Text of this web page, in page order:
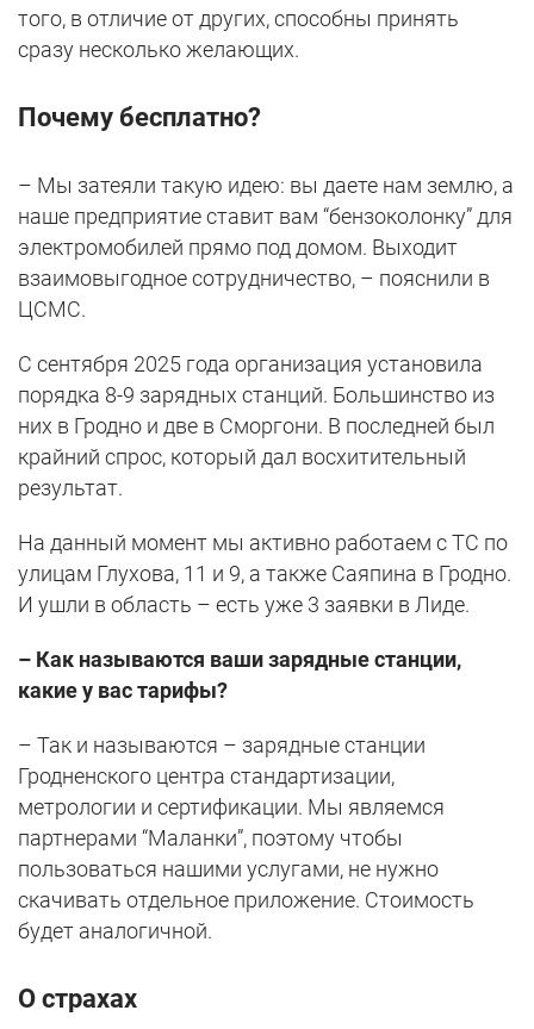
того, в отличие от других, способны принять
сразу несколько желающих.
Почему бесплатно?
– Мы затеяли такую идею: вы даете нам землю, а
наше предприятие ставит вам “бензоколонку” для
электромобилей прямо под домом. Выходит
взаимовыгодное сотрудничество, – пояснили в
ЦСМС.
С сентября 2025 года организация установила
порядка 8-9 зарядных станций. Большинство из
них в Гродно и две в Сморгони. В последней был
крайний спрос, который дал восхитительный
результат.
На данный момент мы активно работаем с ТС по
улицам Глухова, 11 и 9, а также Саяпина в Гродно.
И ушли в область – есть уже 3 заявки в Лиде.
– Как называются ваши зарядные станции,
какие у вас тарифы?
– Так и называются – зарядные станции
Гродненского центра стандартизации,
метрологии и сертификации. Мы являемся
партнерами “Маланки”, поэтому чтобы
пользоваться нашими услугами, не нужно
скачивать отдельное приложение. Стоимость
будет аналогичной.
О страхах